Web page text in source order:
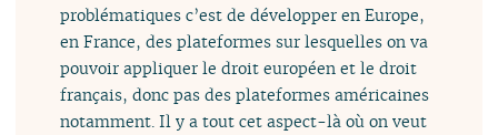
problématiques c’est de développer en Europe,
en France, des plateformes sur lesquelles on va
pouvoir appliquer le droit européen et le droit
français, donc pas des plateformes américaines
notamment. Il y a tout cet aspect-là où on veut